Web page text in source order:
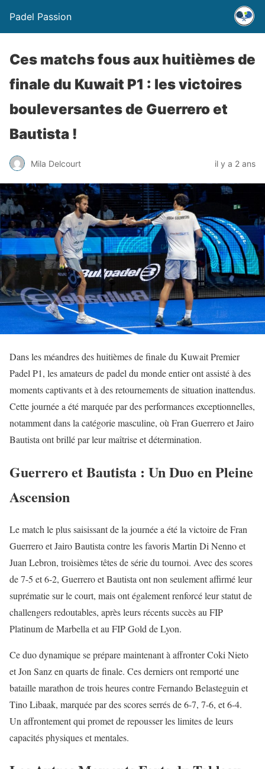
Padel Passion
Ces matchs fous aux huitièmes de
finale du Kuwait P1 : les victoires
bouleversantes de Guerrero et
Bautista !
Mila Delcourt il y a 2 ans
Dans les méandres des huitièmes de finale du Kuwait Premier
Padel P1, les amateurs de padel du monde entier ont assisté à des
moments captivants et à des retournements de situation inattendus.
Cette journée a été marquée par des performances exceptionnelles,
notamment dans la catégorie masculine, où Fran Guerrero et Jairo
Bautista ont brillé par leur maîtrise et détermination.
Guerrero et Bautista : Un Duo en Pleine
Ascension
Le match le plus saisissant de la journée a été la victoire de Fran
Guerrero et Jairo Bautista contre les favoris Martin Di Nenno et
Juan Lebron, troisièmes têtes de série du tournoi. Avec des scores
de 7-5 et 6-2, Guerrero et Bautista ont non seulement affirmé leur
suprématie sur le court, mais ont également renforcé leur statut de
challengers redoutables, après leurs récents succès au FIP
Platinum de Marbella et au FIP Gold de Lyon.
Ce duo dynamique se prépare maintenant à affronter Coki Nieto
et Jon Sanz en quarts de finale. Ces derniers ont remporté une
bataille marathon de trois heures contre Fernando Belasteguin et
Tino Libaak, marquée par des scores serrés de 6-7, 7-6, et 6-4.
Un affrontement qui promet de repousser les limites de leurs
capacités physiques et mentales.